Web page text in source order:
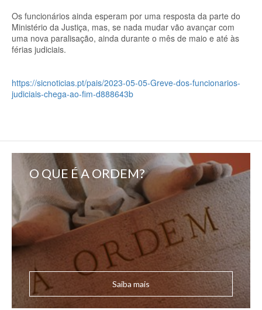
Os funcionários ainda esperam por uma resposta da parte do
Ministério da Justiça, mas, se nada mudar vão avançar com
uma nova paralisação, ainda durante o mês de maio e até às
férias judiciais.
https://sicnoticias.pt/pais/2023-05-05-Greve-dos-funcionarios-
judiciais-chega-ao-fim-d888643b
O QUE É A ORDEM?
Saiba mais